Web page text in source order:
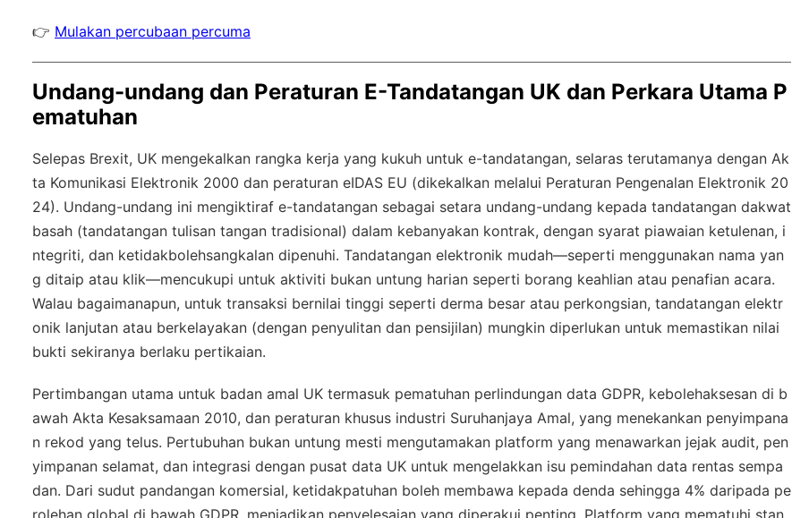
👉 Mulakan percubaan percuma
Undang-undang dan Peraturan E-Tandatangan UK dan Perkara Utama P
ematuhan
Selepas Brexit, UK mengekalkan rangka kerja yang kukuh untuk e-tandatangan, selaras terutamanya dengan Ak
ta Komunikasi Elektronik 2000 dan peraturan eIDAS EU (dikekalkan melalui Peraturan Pengenalan Elektronik 20
24). Undang-undang ini mengiktiraf e-tandatangan sebagai setara undang-undang kepada tandatangan dakwat
basah (tandatangan tulisan tangan tradisional) dalam kebanyakan kontrak, dengan syarat piawaian ketulenan, i
ntegriti, dan ketidakbolehsangkalan dipenuhi. Tandatangan elektronik mudah—seperti menggunakan nama yan
g ditaip atau klik—mencukupi untuk aktiviti bukan untung harian seperti borang keahlian atau penafian acara.
Walau bagaimanapun, untuk transaksi bernilai tinggi seperti derma besar atau perkongsian, tandatangan elektr
onik lanjutan atau berkelayakan (dengan penyulitan dan pensijilan) mungkin diperlukan untuk memastikan nilai
bukti sekiranya berlaku pertikaian.
Pertimbangan utama untuk badan amal UK termasuk pematuhan perlindungan data GDPR, kebolehaksesan di b
awah Akta Kesaksamaan 2010, dan peraturan khusus industri Suruhanjaya Amal, yang menekankan penyimpana
n rekod yang telus. Pertubuhan bukan untung mesti mengutamakan platform yang menawarkan jejak audit, pen
yimpanan selamat, dan integrasi dengan pusat data UK untuk mengelakkan isu pemindahan data rentas sempa
dan. Dari sudut pandangan komersial, ketidakpatuhan boleh membawa kepada denda sehingga 4% daripada pe